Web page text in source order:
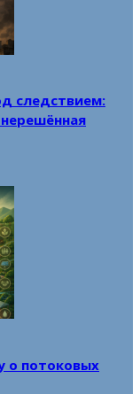
следствием:
о потоковых